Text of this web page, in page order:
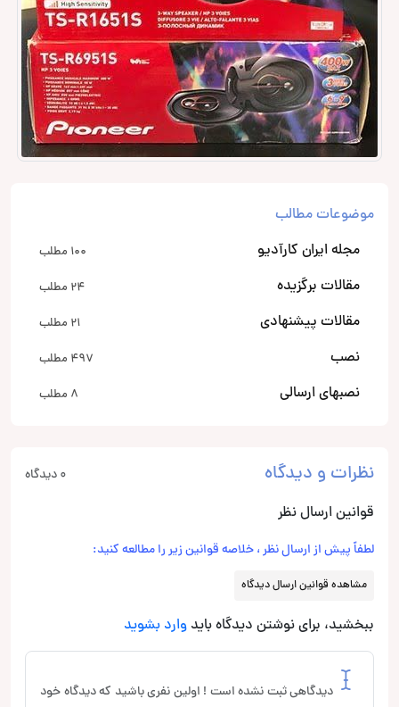
موضوعات مطالب
مجله ایران کارآدیو
100 مطلب
مقالات برگزیده 24 مطلب
مقالات پیشنهادی 21 مطلب
نصب 497 مطلب
نصبهای ارسالی 8 مطلب
نظرات و دیدگاه 0 دیدگاه
قوانین ارسال نظر
لطفاً پیش از ارسال نظر ، خلاصه قوانین زیر را مطالعه کنید:
مشاهده قوانین ارسال دیدگاه
ببخشید، برای نوشتن دیدگاه باید وارد بشوید
دیدگاهی ثبت نشده است ! اولین نفری باشید که دیدگاه خود